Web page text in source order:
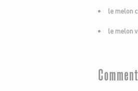
le melon
le melon